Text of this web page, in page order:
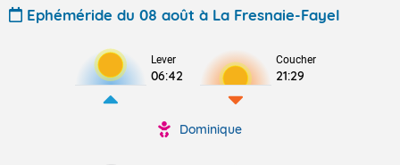
Ephéméride du 08 août à La Fresnaie-Fayel
Lever
06:42
Coucher
21:29
Dominique